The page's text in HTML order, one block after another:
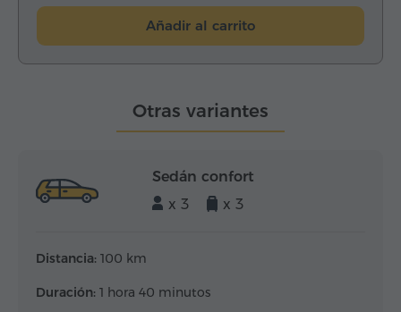
Añadir al carrito
Otras variantes
Sedán confort
x 3
x 3
Distancia: 100 km
Duración: 1 hora 40 minutos